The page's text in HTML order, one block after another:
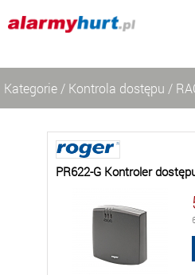
Kategorie / Kontrola dostępu /
PR622-G Kontroler